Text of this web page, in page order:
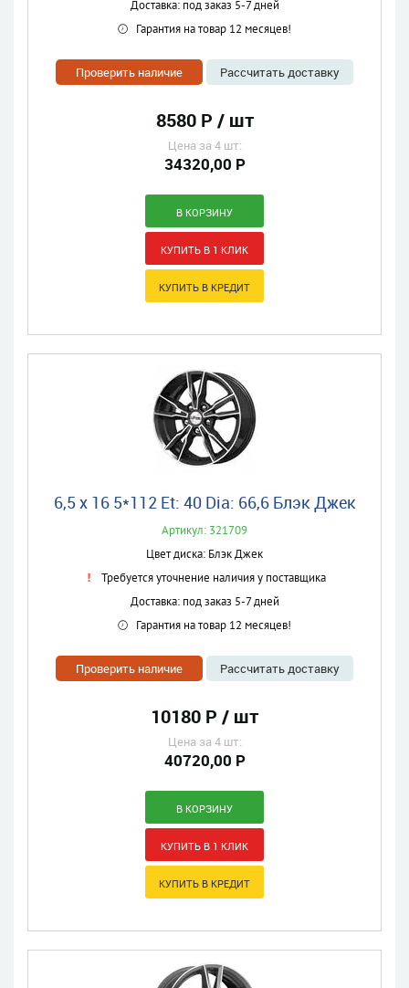
Доставка: под заказ 5-7 дней
Гарантия на товар 12 месяцев!
Проверить наличие Рассчитать доставку
8580 Р / шт
Цена за 4 шт:
34320,00 Р
6,5 x 16 5*112 Et: 40 Dia: 66,6 Блэк Джек
Артикул: 321709
Цвет диска: Блэк Джек
Требуется уточнение наличия у поставщика
Доставка: под заказ 5-7 дней
Гарантия на товар 12 месяцев!
Проверить наличие Рассчитать доставку
10180 Р / шт
Цена за 4 шт:
40720,00 Р